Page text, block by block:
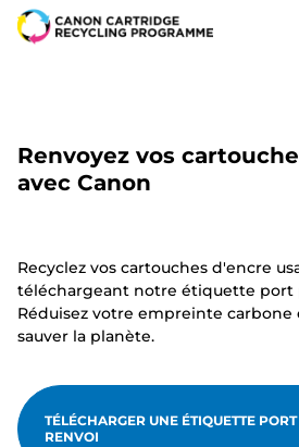
Renvoyez vos
avec Canon
Recyclez vos cartouches d'encre
téléchargeant notre étiquette port
Réduisez votre empreinte carbone
sauver la planète.
TÉLÉCHARGER UNE ÉTIQUETTE
RENVOI